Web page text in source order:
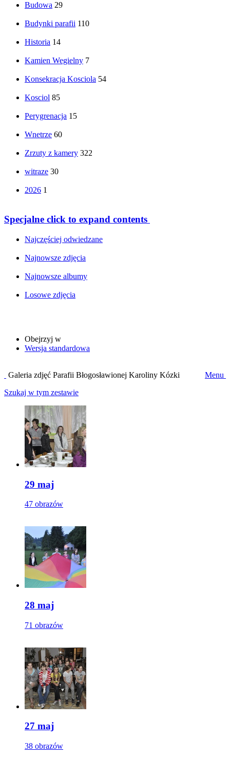
Budowa 29
Budynki parafii 110
Historia 14
Kamien Wegielny 7
Konsekracja Kosciola 54
Kosciol 85
Perygrenacja 15
Wnetrze 60
Zrzuty z kamery 322
witraze 30
2026 1
Specjalne click to expand contents
Najczęściej odwiedzane
Najnowsze zdjęcia
Najnowsze albumy
Losowe zdjęcia
Obejrzyj w
Wersja standardowa
Galeria zdjęć Parafii Błogosławionej Karoliny Kózki
Menu
Szukaj w tym zestawie
29 maj
47 obrazów
28 maj
71 obrazów
27 maj
38 obrazów